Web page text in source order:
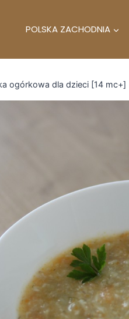
POLSKA ZACHODNIA
ogórkowa dla dzieci [14 mc+]